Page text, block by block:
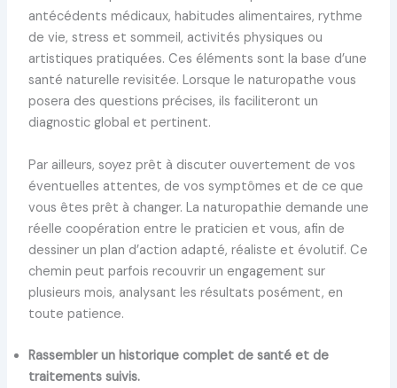
antécédents médicaux, habitudes alimentaires, rythme
de vie, stress et sommeil, activités physiques ou
artistiques pratiquées. Ces éléments sont la base d’une
santé naturelle revisitée. Lorsque le naturopathe vous
posera des questions précises, ils faciliteront un
diagnostic global et pertinent.
Par ailleurs, soyez prêt à discuter ouvertement de vos
éventuelles attentes, de vos symptômes et de ce que
vous êtes prêt à changer. La naturopathie demande une
réelle coopération entre le praticien et vous, afin de
dessiner un plan d’action adapté, réaliste et évolutif. Ce
chemin peut parfois recouvrir un engagement sur
plusieurs mois, analysant les résultats posément, en
toute patience.
Rassembler un historique complet de santé et de
traitements suivis.